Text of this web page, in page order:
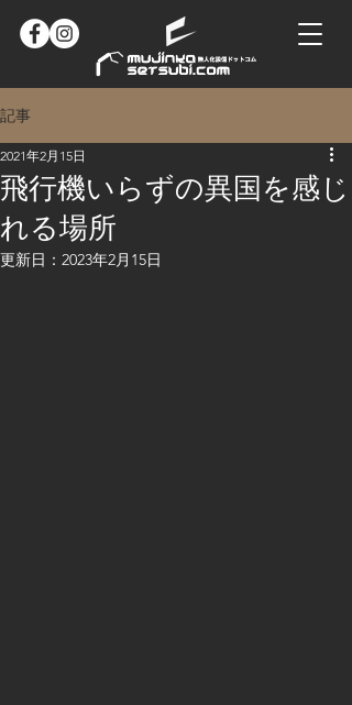
記事
飛行機いらずの異国を感じ
れる場所
2021年2月15日
更新日： 2023年2月15日